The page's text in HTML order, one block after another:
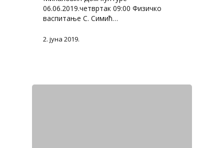
06.06.2019.четвртак 09:00 Физичко
васпитање С. Симић…
2. јуна 2019.